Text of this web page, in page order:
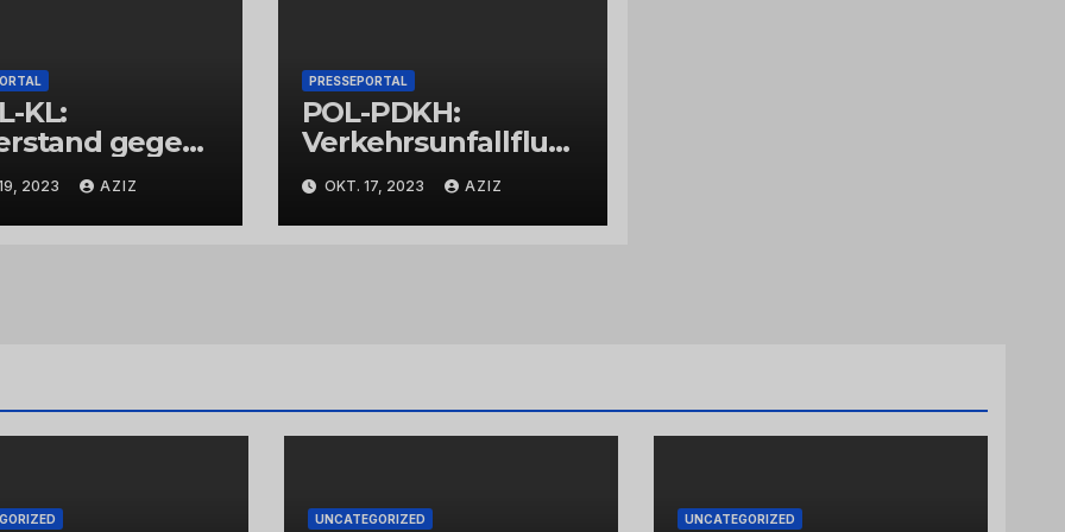
KL:
gegen
2023 AZIZ
PRESSEPORTAL
POL-PDKH:
Verkehrsunfallfluch
t nach
Abbiegevorgang
OKT. 17, 2023 AZIZ
UNCATEGORIZED UNCATEGORIZED